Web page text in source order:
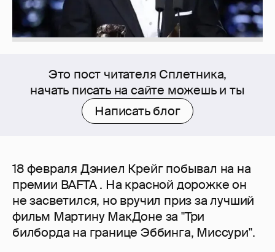
Это пост читателя Сплетника,
начать писать на сайте можешь и ты
Написать блог
18 февраля Дэниел Крейг побывал на на
премии BAFTA . На красной дорожке он
не засветился, но вручил приз за лучший
фильм Мартину МакДоне за "Три
билборда на границе Эббинга, Миссури".